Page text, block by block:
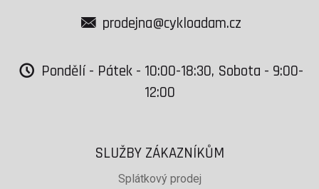
prodejna@cykloadam.cz
Pondělí - Pátek - 10:00-18:30, Sobota - 9:00-
12:00
SLUŽBY ZÁKAZNÍKŮM
Splátkový prodej